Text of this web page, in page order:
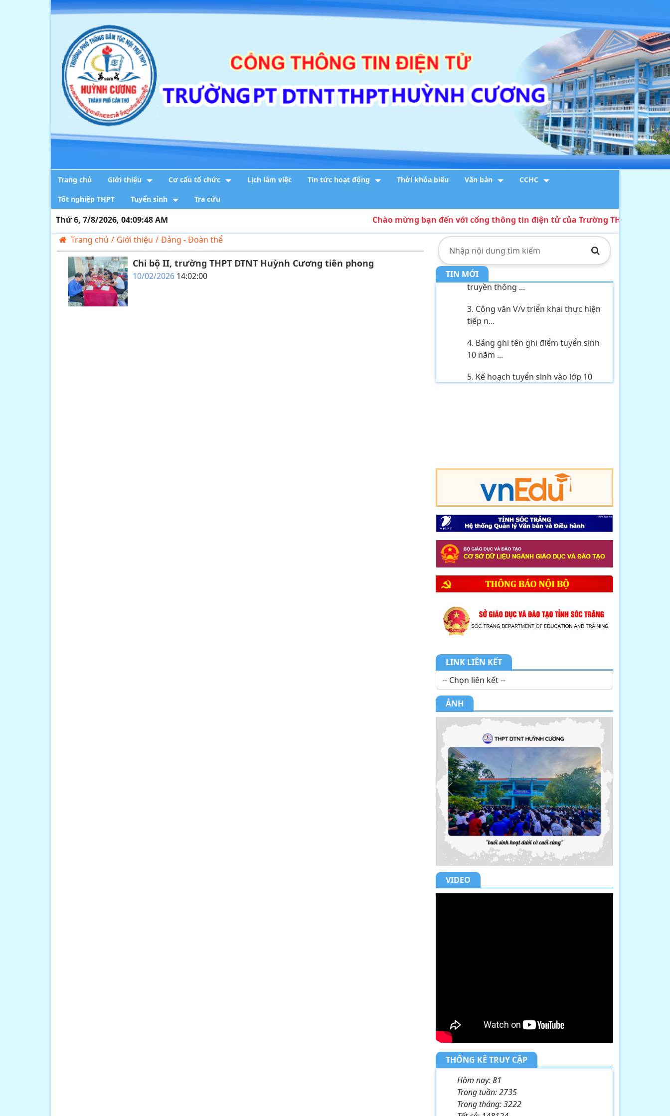
Trang chủ Giới thiệu Cơ cấu tổ chức Lịch làm việc Tin tức hoạt động Thời khóa biểu Văn bản CCHC
Tốt nghiệp THPT Tuyển sinh Tra cứu
Thứ 6, 7/8/2026, 04:09:49 AM
Chào mừng bạn đến với cổng thông tin điện tử của Trường THPT DTNT Huỳnh
Trang chủ / Giới thiệu / Đảng - Đoàn thể
Chi bộ II, trường THPT DTNT Huỳnh Cương tiên phong
10/02/2026 14:02:00 TIN MỚI
1. THÔNG BÁO về việc tổ chức tiếp
2. Kế hoạch Thực hiện mô hình
truyền thông ...
tiếp n...
10 năm ...
năm học 2...
8. CHUYÊN ĐỀ: NHỊP CẦU HÓA HỌC
KẾT NỐI LÝ T...
9. MỘT SỐ BIỆN PHÁP GIÚP HỌC
SINH LỚP 12 NÂ...
THÁNG 4 NĂM 2026
1. THÔNG BÁO về việc tổ chức tiếp
công dân,...
truyền thông ...
LINK LIÊN KẾT
ẢNH
Previous Next
VIDEO
THỐNG KÊ TRUY CẬP
Hôm nay:81
Trong tuần:2735
Trong tháng:3222